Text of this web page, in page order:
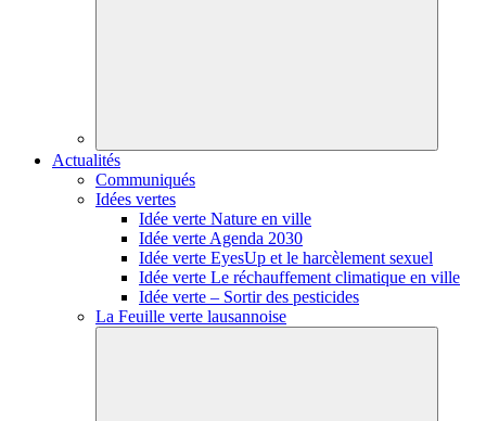
Actualités
Communiqués
Idées vertes
Idée verte Nature en ville
Idée verte Agenda 2030
Idée verte EyesUp et le harcèlement sexuel
Idée verte Le réchauffement climatique en ville
Idée verte – Sortir des pesticides
La Feuille verte lausannoise